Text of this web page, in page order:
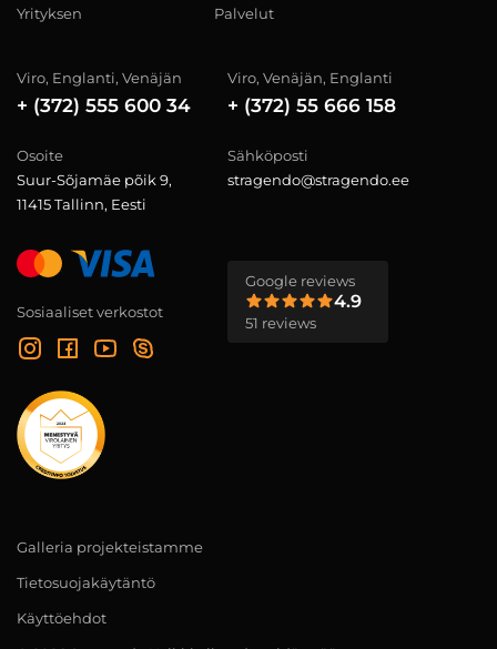
Yrityksen Palvelut
Viro, Englanti, Venäjän
+ (372) 555 600 34
Viro, Venäjän, Englanti
+ (372) 55 666 158
Osoite
Suur-Sõjamäe põik 9,
11415 Tallinn, Eesti
Sähköposti
stragendo@stragendo.ee
Sosiaaliset verkostot
Google reviews
4.9
51 reviews
Galleria projekteistamme
Tietosuojakäytäntö
Käyttöehdot